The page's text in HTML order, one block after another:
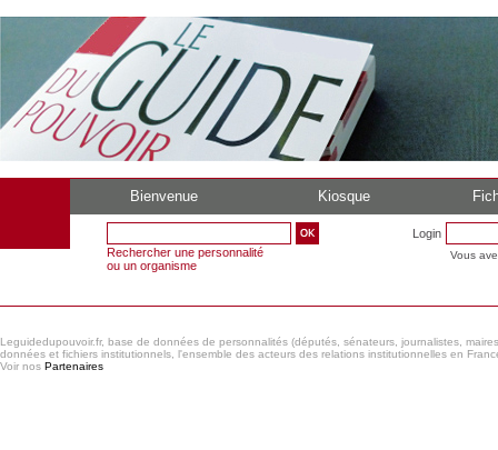
Bienvenue Kiosque
Rechercher une personnalité
ou un organisme
Login
Vous
Leguidedupouvoir.fr, base de données de personnalités (députés, sénateurs, journalistes,
données et fichiers institutionnels, l'ensemble des acteurs des relations institutionnelles en
Voir nos Partenaires